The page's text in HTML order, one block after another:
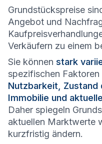
Grundstückspreise
Angebot und
Verkäufern zu einem
Sie können stark
spezifischen Faktoren
Nutzbarkeit, Zustand
Immobilie und
Daher spiegeln
aktuellen Marktwerte
kurzfristig ändern.